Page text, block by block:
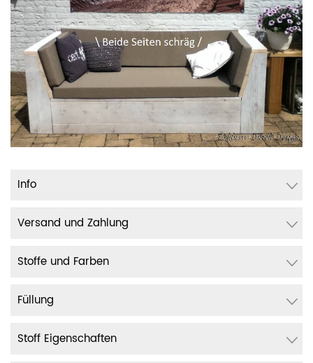
Info
Versand und Zahlung
Stoffe und Farben
Füllung
Stoff Eigenschaften